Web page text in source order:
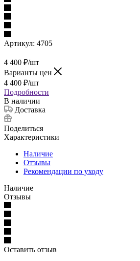
Артикул: 4705
4 400 ₽/шт
Варианты цен
4 400 ₽/шт
Подробности
В наличии
Доставка
Поделиться
Характеристики
Наличие
Отзывы
Рекомендации по уходу
Наличие
Отзывы
Оставить отзыв